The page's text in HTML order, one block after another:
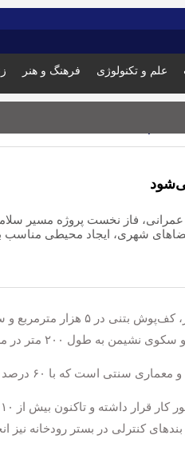
علم و تکنولوژی فرهنگ و هنر
شهری، ایجاد محیطی
در مراحل پایانی قرار دارد.
کنترلی در بستر رودخانه نیز